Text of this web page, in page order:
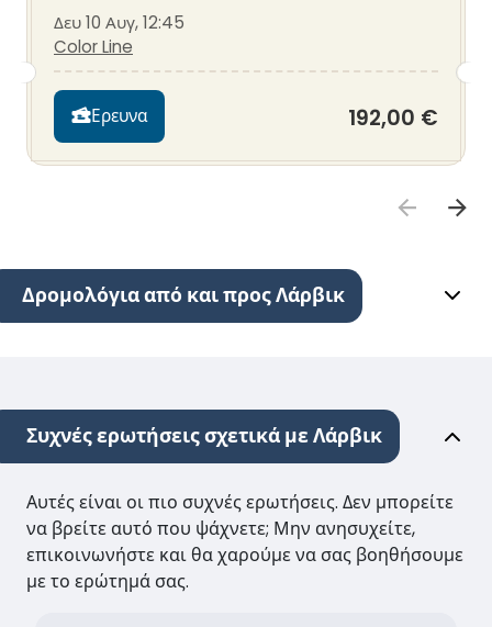
Δευ 10 Αυγ, 12:45
Color Line
Ερευνα 192,00 €
Δρομολόγια από και προς Λάρβικ
Συχνές ερωτήσεις σχετικά με Λάρβικ
Αυτές είναι οι πιο συχνές ερωτήσεις. Δεν μπορείτε
να βρείτε αυτό που ψάχνετε; Μην ανησυχείτε,
επικοινωνήστε και θα χαρούμε να σας βοηθήσουμε
με το ερώτημά σας.